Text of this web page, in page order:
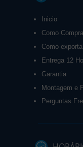
Inicio
Como
Como
Entrega 12
Garantia
Montagem e
Perguntas